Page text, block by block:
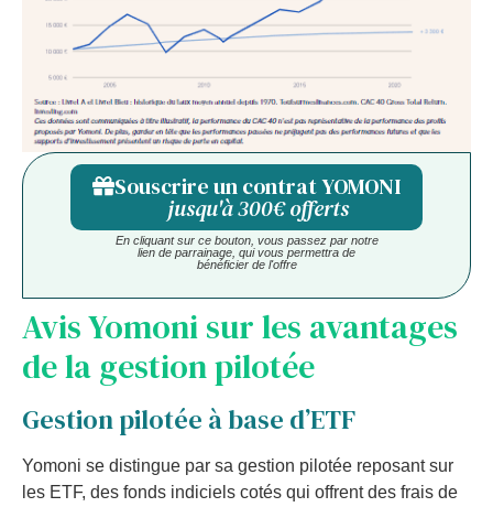
Souscrire un contrat YOMONI
jusqu'à 300€ offerts
En cliquant sur ce bouton, vous passez par notre
lien de parrainage, qui vous permettra de
bénéficier de l'offre
Avis Yomoni sur les avantages
de la gestion pilotée
Gestion pilotée à base d’ETF
Yomoni se distingue par sa gestion pilotée reposant sur
les ETF, des fonds indiciels cotés qui offrent des frais de